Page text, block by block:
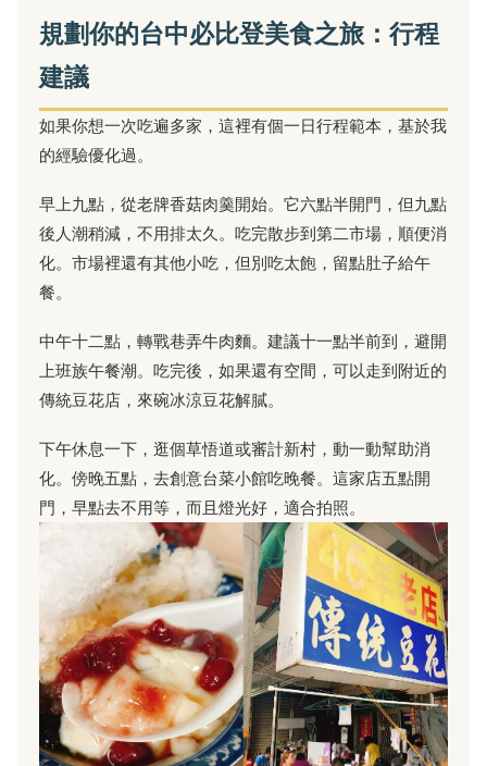
規劃你的台中必比登美食之旅：行程
建議
如果你想一次吃遍多家，這裡有個一日行程範本，基於我
的經驗優化過。
早上九點，從老牌香菇肉羹開始。它六點半開門，但九點
後人潮稍減，不用排太久。吃完散步到第二市場，順便消
化。市場裡還有其他小吃，但別吃太飽，留點肚子給午
餐。
中午十二點，轉戰巷弄牛肉麵。建議十一點半前到，避開
上班族午餐潮。吃完後，如果還有空間，可以走到附近的
傳統豆花店，來碗冰涼豆花解膩。
下午休息一下，逛個草悟道或審計新村，動一動幫助消
化。傍晚五點，去創意台菜小館吃晚餐。這家店五點開
門，早點去不用等，而且燈光好，適合拍照。